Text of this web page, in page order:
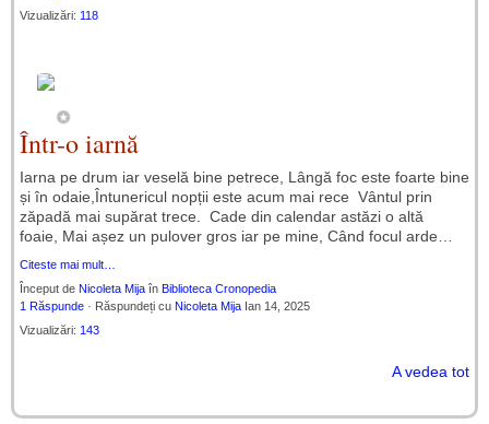
Vizualizări: 118
Într-o iarnă
Iarna pe drum iar veselă bine petrece, Lângă foc este foarte bine
și în odaie,Întunericul nopții este acum mai rece Vântul prin
zăpadă mai supărat trece. Cade din calendar astăzi o altă
foaie, Mai așez un pulover gros iar pe mine, Când focul arde…
Citeste mai mult…
Început de Nicoleta Mija în Biblioteca Cronopedia
1 Răspunde · Răspundeți cu Nicoleta Mija Ian 14, 2025
Vizualizări: 143
A vedea tot